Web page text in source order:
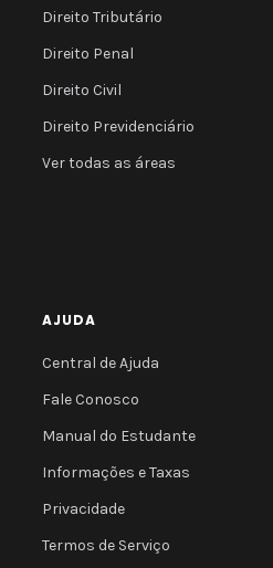
Direito Tributário
Direito Penal
Direito Civil
Direito Previdenciário
Ver todas as áreas
AJUDA
Central de Ajuda
Fale Conosco
Manual do Estudante
Informações e Taxas
Privacidade
Termos de Serviço